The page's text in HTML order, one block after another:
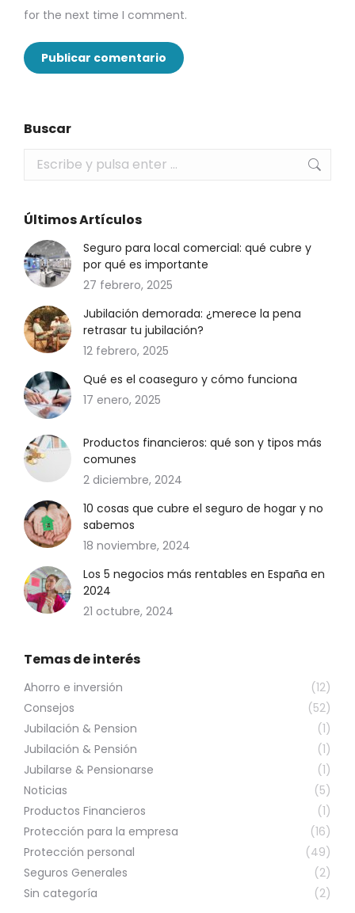
for the next time I comment.
Publicar comentario
Buscar
Últimos Artículos
Seguro para local comercial: qué cubre y
por qué es importante
27 febrero, 2025
Jubilación demorada: ¿merece la pena
retrasar tu jubilación?
12 febrero, 2025
Qué es el coaseguro y cómo funciona
17 enero, 2025
Productos financieros: qué son y tipos más
comunes
2 diciembre, 2024
10 cosas que cubre el seguro de hogar y no
sabemos
18 noviembre, 2024
Los 5 negocios más rentables en España en
2024
21 octubre, 2024
Temas de interés
Ahorro e inversión
(12)
Consejos
(52)
Jubilación & Pension
(1)
Jubilación & Pensión
(1)
Jubilarse & Pensionarse
(1)
Noticias
(5)
Productos Financieros
(1)
Protección para la empresa
(16)
Protección personal
(49)
Seguros Generales
(2)
Sin categoría
(2)